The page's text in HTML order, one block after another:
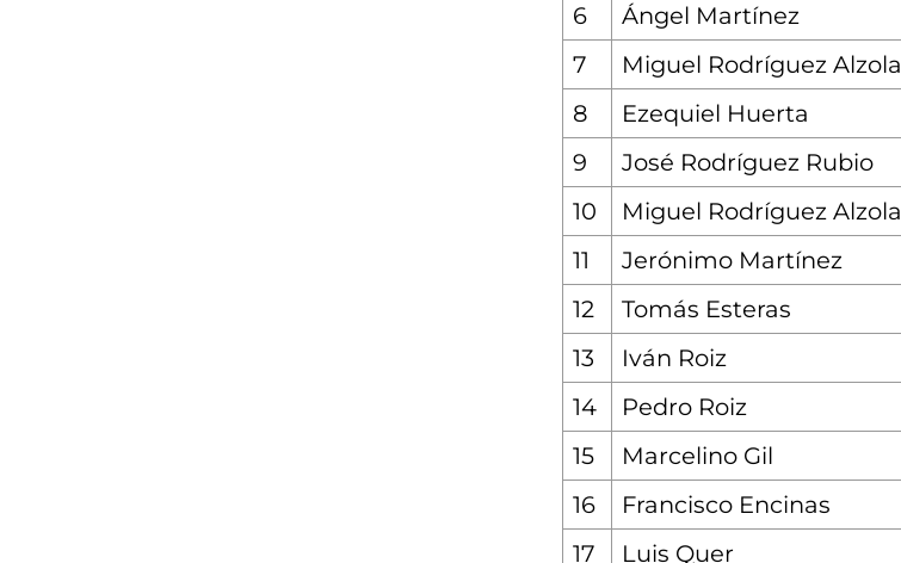
6
Ángel Martínez
7
Miguel Rodríguez Alzola
8
Ezequiel Huerta
9
José Rodríguez Rubio
10
Miguel Rodríguez Alzola
11
Jerónimo Martínez
12
Tomás Esteras
13
Iván Roiz
14
Pedro Roiz
15
Marcelino Gil
16
Francisco Encinas
17
Luis Quer